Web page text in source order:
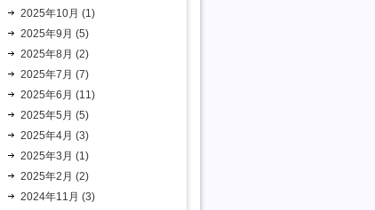
2025年10月 (1)
2025年9月 (5)
2025年8月 (2)
2025年7月 (7)
2025年6月 (11)
2025年5月 (5)
2025年4月 (3)
2025年3月 (1)
2025年2月 (2)
2024年11月 (3)